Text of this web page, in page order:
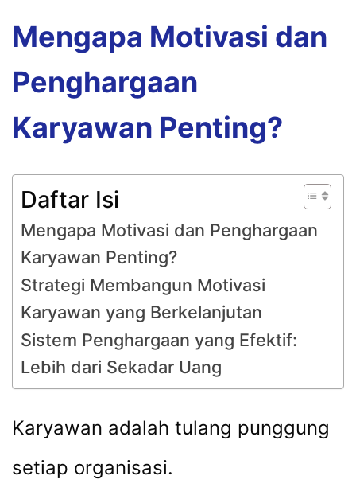
Mengapa Motivasi dan
Penghargaan
Karyawan Penting?
Daftar Isi
Mengapa Motivasi dan Penghargaan
Karyawan Penting?
Strategi Membangun Motivasi
Karyawan yang Berkelanjutan
Sistem Penghargaan yang Efektif:
Lebih dari Sekadar Uang
Karyawan adalah tulang punggung
setiap organisasi.